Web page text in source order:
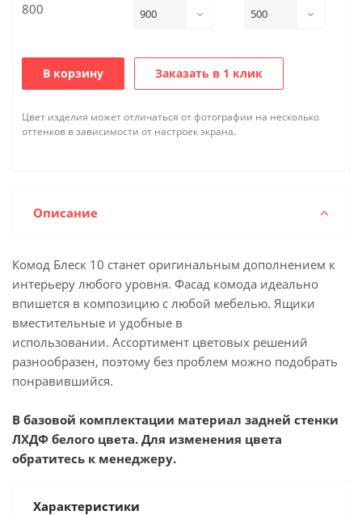
800
900 500
В корзину Заказать в 1 клик
Цвет изделия может отличаться от фотографии на несколько
оттенков в зависимости от настроек экрана.
Описание
Комод Блеск 10 станет оригинальным дополнением к
интерьеру любого уровня. Фасад комода идеально
впишется в композицию с любой мебелью. Ящики
вместительные и удобные в
использовании. Ассортимент цветовых решений
разнообразен, поэтому без проблем можно подобрать
понравившийся.
В базовой комплектации материал задней стенки
ЛХДФ белого цвета. Для изменения цвета
обратитесь к менеджеру.
Характеристики